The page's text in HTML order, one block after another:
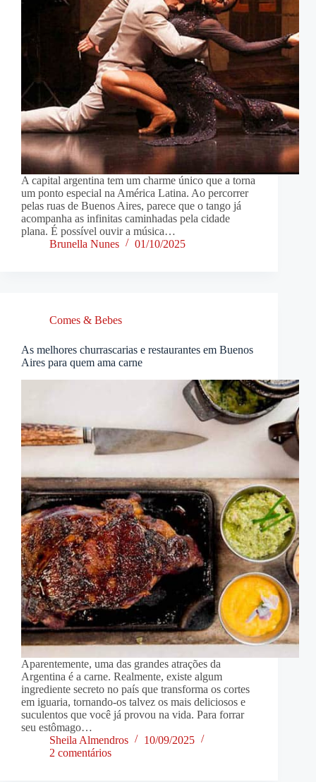
A capital argentina tem um charme único que a torna
um ponto especial na América Latina. Ao percorrer
pelas ruas de Buenos Aires, parece que o tango já
acompanha as infinitas caminhadas pela cidade
plana. É possível ouvir a música…
Brunella Nunes
01/10/2025
Comes & Bebes
As melhores churrascarias e restaurantes em Buenos
Aires para quem ama carne
Aparentemente, uma das grandes atrações da
Argentina é a carne. Realmente, existe algum
ingrediente secreto no país que transforma os cortes
em iguaria, tornando-os talvez os mais deliciosos e
suculentos que você já provou na vida. Para forrar
seu estômago…
Sheila Almendros
10/09/2025
2 comentários